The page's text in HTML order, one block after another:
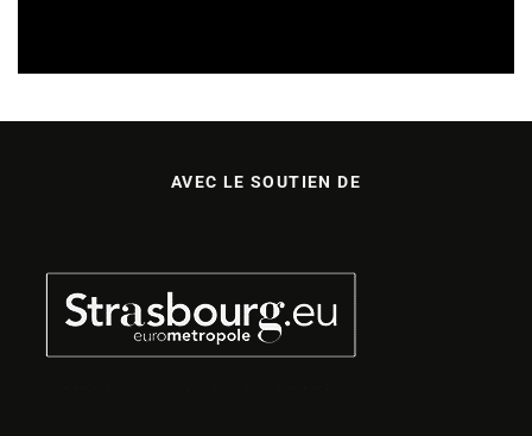
AVEC LE SOUTIEN DE